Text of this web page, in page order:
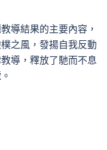
導結果的主要內容，
之風，發揚自我反動
導，釋放了馳而不息